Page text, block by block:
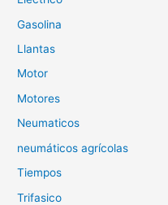
Gasolina
Llantas
Motor
Motores
Neumaticos
neumáticos agrícolas
Tiempos
Trifasico